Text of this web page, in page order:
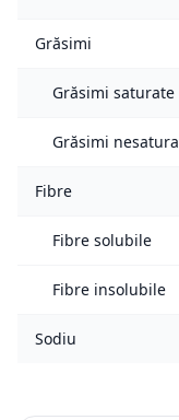
Grăsimi
Grăsimi saturate
Grăsimi
Fibre
Fibre solubile
Fibre insolubile
Sodiu